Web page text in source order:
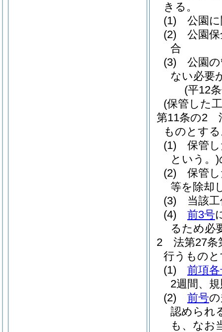
きる。
(1)
公園
(2)
公園
合
(3)
公園
ない必要
(平12
(保管した
第11条の2
ものとす
(1)
保管
という。)
(2)
保管
等を除却
(3)
当該
(4)
前3号
るため必
2
法第27
行うもの
(1)
前項
2週間、
(2)
前号
認められ
も、なお